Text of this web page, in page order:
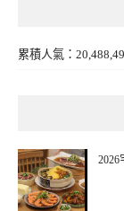
累積人氣：
2026